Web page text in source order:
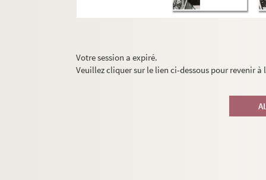
Votre session a expiré.
Veuillez cliquer sur le lien ci-dessous pour revenir